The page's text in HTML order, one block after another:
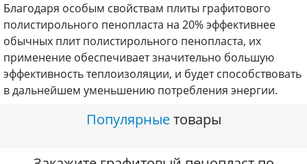
Благодаря особым свойствам плиты графитового
полистирольного пенопласта на 20% эффективнее
обычных плит полистирольного пенопласта, их
применение обеспечивает значительно большую
эффективность теплоизоляции, и будет способствовать
в дальнейшем уменьшению потребления энергии.
Популярныетовары